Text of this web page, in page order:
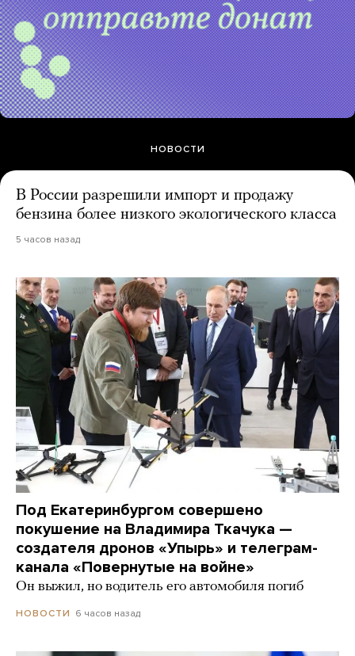
НОВОСТИ
В России разрешили импорт и продажу
бензина более низкого экологического класса
5 часов назад
Под Екатеринбургом совершено
покушение на Владимира Ткачука —
создателя дронов «Упырь» и телеграм-
канала «Повернутые на войне»
Он выжил, но водитель его автомобиля погиб
НОВОСТИ 6 часов назад